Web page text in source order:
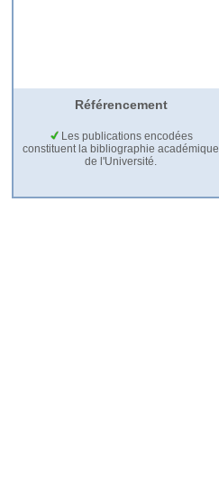
Référencement
Les publications encodées
constituent la bibliographie académique
de l'Université.